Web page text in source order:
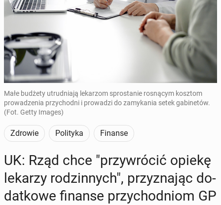
Małe budżety utrudniają lekarzom sprostanie rosnącym kosztom
prowadzenia przychodni i prowadzi do zamykania setek gabinetów.
(Fot. Getty Images)
Zdrowie Polityka Finanse
UK: Rząd chce "przy­wró­cić opiekę
lekarzy ro­dzin­nych", przy­zna­jąc do­
dat­ko­we finanse przy­chod­niom GP